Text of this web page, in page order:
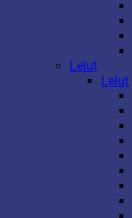
Lelut
Lelut